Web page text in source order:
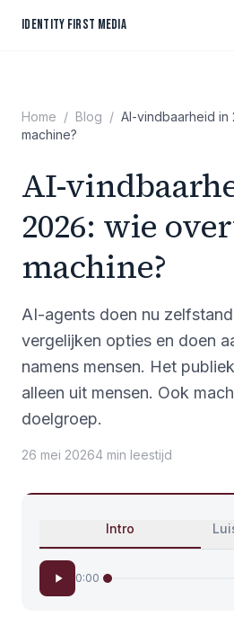
IDENTITY FIRST MEDIA
Home / Blog / AI-vindbaarheid
machine?
AI-
2026: wie
machine?
AI-agents doen nu
vergelijken opties en doen
namens mensen. Het
alleen uit mensen. Ook
doelgroep.
26 mei 20264 min leestijd
Intro
0:00